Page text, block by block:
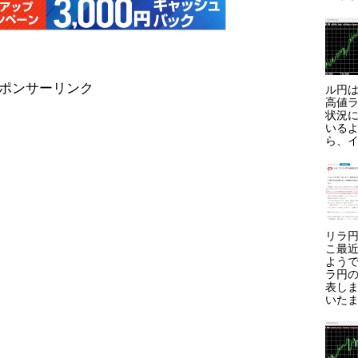
ンサーリンク
ル円
高値
状況
いる
ら、
リラ
こ最
よう
ラ円
表し
いた